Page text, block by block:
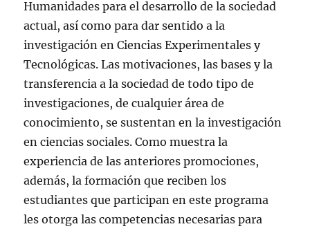
Humanidades para el desarrollo de la sociedad
actual, así como para dar sentido a la
investigación en Ciencias Experimentales y
Tecnológicas. Las motivaciones, las bases y la
transferencia a la sociedad de todo tipo de
investigaciones, de cualquier área de
conocimiento, se sustentan en la investigación
en ciencias sociales. Como muestra la
experiencia de las anteriores promociones,
además, la formación que reciben los
estudiantes que participan en este programa
les otorga las competencias necesarias para